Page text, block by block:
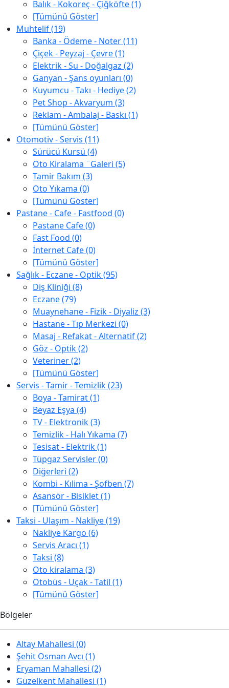
Balık - Kokoreç - Çiğköfte (1)
[Tümünü Göster]
Muhtelif (19)
Banka - Ödeme - Noter (11)
Çiçek - Peyzaj - Çevre (1)
Elektrik - Su - Doğalgaz (2)
Ganyan - Şans oyunları (0)
Kuyumcu - Takı - Hediye (2)
Pet Shop - Akvaryum (3)
Reklam - Ambalaj - Baskı (1)
[Tümünü Göster]
Otomotiv - Servis (11)
Sürücü Kursü (4)
Oto Kiralama ¨Galeri (5)
Tamir Bakım (3)
Oto Yıkama (0)
[Tümünü Göster]
Pastane - Cafe - Fastfood (0)
Pastane Cafe (0)
Fast Food (0)
İnternet Cafe (0)
[Tümünü Göster]
Sağlık - Eczane - Optik (95)
Diş Kliniği (8)
Eczane (79)
Muaynehane - Fizik - Diyaliz (3)
Hastane - Tıp Merkezi (0)
Masaj - Refakat - Alternatif (2)
Göz - Optik (2)
Veteriner (2)
[Tümünü Göster]
Servis - Tamir - Temizlik (23)
Boya - Tamirat (1)
Beyaz Eşya (4)
TV - Elektronik (3)
Temizlik - Halı Yıkama (7)
Tesisat - Elektrik (1)
Tüpgaz Servisler (0)
Diğerleri (2)
Kombi - Kılima - Şofben (7)
Asansör - Bisiklet (1)
[Tümünü Göster]
Taksi - Ulaşım - Nakliye (19)
Nakliye Kargo (6)
Servis Aracı (1)
Taksi (8)
Oto kiralama (3)
Otobüs - Uçak - Tatil (1)
[Tümünü Göster]
Bölgeler
Altay Mahallesi (0)
Şehit Osman Avcı (1)
Eryaman Mahallesi (2)
Güzelkent Mahallesi (1)